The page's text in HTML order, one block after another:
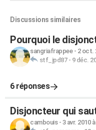
Discussions similaires
Pourquoi le
sangriafrappee- 2 oct.
stf_jpd87- 9 déc.
6 réponses
Disjoncteur qui
cambouis- 3 avr. 2010